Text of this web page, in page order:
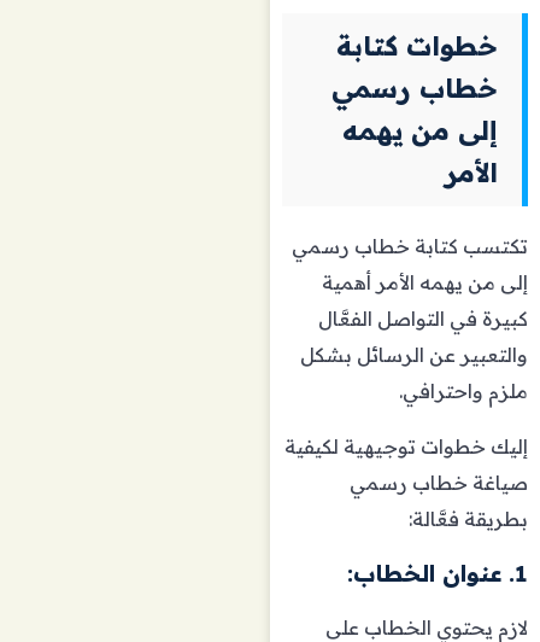
خطوات كتابة
خطاب رسمي
إلى من يهمه
الأمر
تكتسب كتابة خطاب رسمي
إلى من يهمه الأمر أهمية
كبيرة في التواصل الفعَّال
والتعبير عن الرسائل بشكل
ملزم واحترافي.
إليك خطوات توجيهية لكيفية
صياغة خطاب رسمي
بطريقة فعَّالة:
1. عنوان الخطاب:
لازم يحتوي الخطاب على